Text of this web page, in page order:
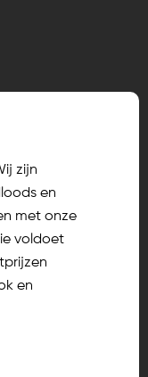
zijn
en
met onze
voldoet
en